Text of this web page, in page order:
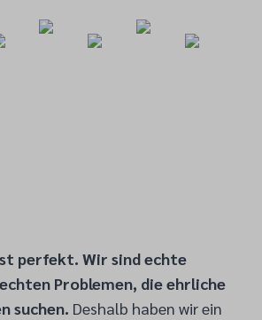
perfekt. Wir sind echte
Problemen, die ehrliche
suchen. Deshalb haben wir ein